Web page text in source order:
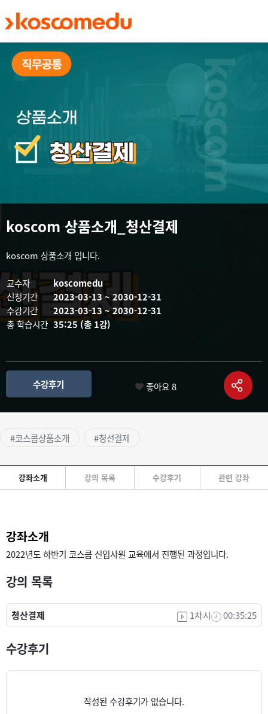
koscom 상품소개_청산결제
koscom 상품소개 입니다.
교수자
koscomedu
신청기간
2023-03-13 ~ 2030-12-31
수강기간
2023-03-13 ~ 2030-12-31
총 학습시간 35:25 (총 1강)
수강후기 좋아요 8
#코스콤상품소개 #청선결제
강좌소개 강의 목록 수강후기 관련 강좌
강좌소개
2022년도 하반기 코스콤 신입사원 교육에서 진행된 과정입니다.
강의 목록
청산결제 1차시 00:35:25
수강후기
작성된 수강후기가 없습니다.